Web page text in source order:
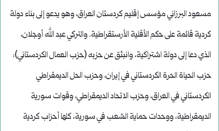
مسعود البرزاني مؤسس إقليم كردستان العراق، وهو يدعو إلى بناء دولة
كردية قائمة على حكم الأقلية الأرستقراطية. والتركي عبد الله أوجلان،
الذي دعا إلى دولة اشتراكية، وانبثق عن حزبه (حزب العمال الكردستاني):
حزب الحياة الحرة الكردستاني في إيران، وحزب الحل الديمقراطي
الكردستاني في العراق، وحزب الاتحاد الديمقراطي، وقوات سورية
الديمقراطية، ووحدات حماية الشعب في سورية، كلها أحزاب كردية